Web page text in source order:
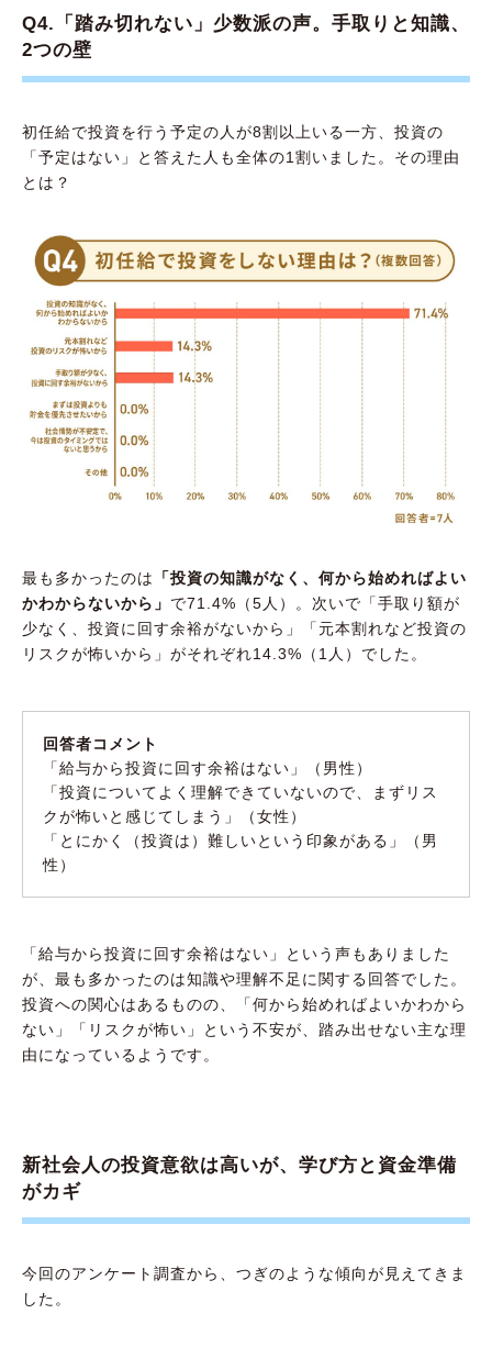
Q4.「踏み切れない」少数派の声。手取りと知識、
2つの壁
初任給で投資を行う予定の人が8割以上いる一方、投資の
「予定はない」と答えた人も全体の1割いました。その理由
とは？
最も多かったのは
「投資の知識がなく、何から始めればよい
かわからないから」 で71.4%（5人）。次いで「手取り額が
少なく、投資に回す余裕がないから」「元本割れなど投資の
リスクが怖いから」がそれぞれ14.3%（1人）でした。
回答者コメント
「給与から投資に回す余裕はない」（男性）
「投資についてよく理解できていないので、まずリス
クが怖いと感じてしまう」（女性）
「とにかく（投資は）難しいという印象がある」（男
性）
「給与から投資に回す余裕はない」という声もありました
が、最も多かったのは知識や理解不足に関する回答でした。
投資への関心はあるものの、「何から始めればよいかわから
ない」「リスクが怖い」という不安が、踏み出せない主な理
由になっているようです。
新社会人の投資意欲は高いが、学び方と資金準備
がカギ
今回のアンケート調査から、つぎのような傾向が見えてきま
した。